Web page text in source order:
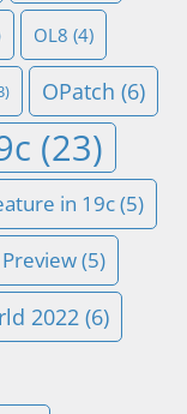
OL8 (4)
OPatch (6)
(23)
in 19c(5)
(5)
2022 (6)